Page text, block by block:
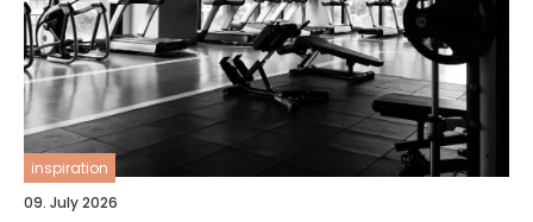
inspiration
09. July 2026